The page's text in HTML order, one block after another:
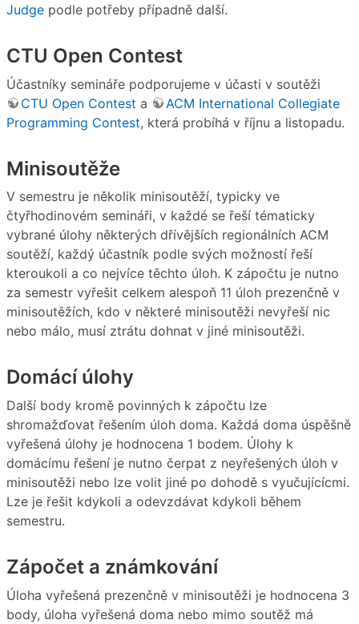
Judge podle potřeby případně další.
CTU Open Contest
Účastníky semináře podporujeme v účasti v soutěži
CTU Open Contest a
ACM International Collegiate
Programming Contest, která probíhá v říjnu a listopadu.
Minisoutěže
V semestru je několik minisoutěží, typicky ve
čtyřhodinovém semináři, v každé se řeší tématicky
vybrané úlohy některých dřívějších regionálních ACM
soutěží, každý účastník podle svých možností řeší
kteroukoli a co nejvíce těchto úloh. K zápočtu je nutno
za semestr vyřešit celkem alespoň 11 úloh prezenčně v
minisoutěžích, kdo v některé minisoutěži nevyřeší nic
nebo málo, musí ztrátu dohnat v jiné minisoutěži.
Domácí úlohy
Další body kromě povinných k zápočtu lze
shromažďovat řešením úloh doma. Každá doma úspěšně
vyřešená úlohy je hodnocena 1 bodem. Úlohy k
domácímu řešení je nutno čerpat z neyřešených úloh v
minisoutěži nebo lze volit jiné po dohodě s vyučujícícmi.
Lze je řešit kdykoli a odevzdávat kdykoli během
semestru.
Zápočet a známkování
Úloha vyřešená prezenčně v minisoutěži je hodnocena 3
body, úloha vyřešená doma nebo mimo soutěž má